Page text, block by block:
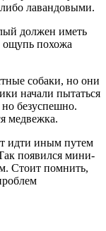
лавандовыми.
должен иметь
ощупь похожа
собаки, но они
начали пытаться
но безуспешно.
медвежка.
идти иным путем
появился мини-
Стоит помнить,